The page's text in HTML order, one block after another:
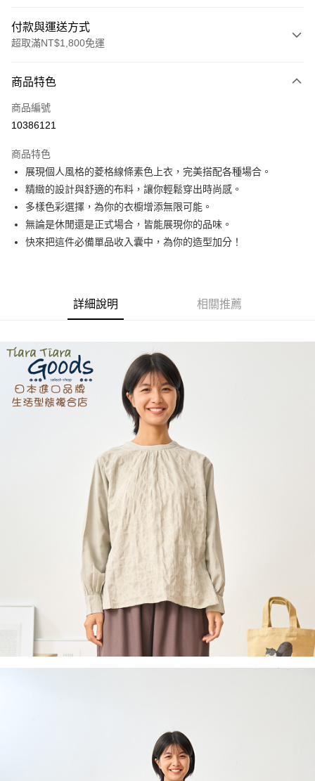
付款與運送方式
超取滿NT$1,800免運
信用卡一次付款
超商取貨付款
Apple Pay
街口支付
悠遊付
Google Pay
AFTEE先享後付
AFTEE先享後付是「在收到商品之後才付款」的支付方式。 讓您購物簡單
便利好安心！
１．簡單：不需註冊會員、不需綁卡、不需儲值。
２．便利：只要手機號碼，簡訊認證，即可結帳。
３．安心：先確認商品／服務後，再付款。
【「AFTEE先享後付」結帳流程】
１．於結帳方式選擇「AFTEE先享後付」後，將跳轉至「AFTEE先享後付」
結帳頁面，進行簡訊認證並確認金額後，即可完成結帳。
２．訂單成立數日內，您將收到繳費通知簡訊。
３．收到繳費通知簡訊後14天內，點擊此簡訊中的連結，可透過四大超商／
ATM／網路銀行／等多元方式進行付款，方視為交易完成。
※ 請注意：結帳手續完成當下不需立刻繳費，但若您需要取消訂單，請聯絡
購買商品的店家。未經商家同意取消之訂單仍視為有效，需透過AFTEE先享
後付繳納相關費用。
※ 交易是否成功請以「AFTEE先享後付 」之結帳頁面顯示為準，若有關於
是否繳費成功／繳費後需取消欲退款等相關疑問，請聯繫「AFTEE先享後付
https://netprotections.freshdesk.com/support/home
１．透過由恩沛科技股份有限公司提供之「AFTEE先享後付」服務完成之交
易，需依本服務之必要範圍內提供個人資料，並將交易相關給付款項請求債
權轉讓予恩沛科技股份有限公司。
２．關於個人資料處理事宜，請瀏覽以下網址：
https://aftee.tw/terms/#terms3
「AFTEE先享後付」，若未經同意申辦者引起之損失，本公司不負相關責
５．嚴禁一人註冊多個帳號或使用他人資訊註冊。若發現惡意使用之情形，
恩沛科技股份有限公司將有權停止該用戶之使用額度並採取法律行動。
ATM付款
運送方式
全家取貨付款
每筆NT$60，滿NT$1,800(含以上)免運費
每筆NT$60，滿NT$1,800(含以上)免運費
每筆NT$60，滿NT$2,000(含以上)免運費
每筆NT$60，滿NT$2,000(含以上)免運費
黑貓宅急便(包裹尺寸60cm以下)
每筆NT$100，滿NT$2,000(含以上)免運費
黑貓宅急便(包裹尺寸90cm以下)
每筆NT$140，滿NT$2,000(含以上)免運費
商品特色
商品編號
10386121
商品特色
展現個人風格的菱格線條素色上衣，完美搭配各種場合。
精緻的設計與舒適的布料，讓你輕鬆穿出時尚感。
多樣色彩選擇，為你的衣櫥增添無限可能。
無論是休閒還是正式場合，皆能展現你的品味。
快來把這件必備單品收入囊中，為你的造型加分！
詳細說明 相關推薦